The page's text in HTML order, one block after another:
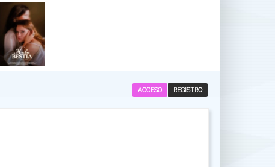
REGISTRO
ACCESO